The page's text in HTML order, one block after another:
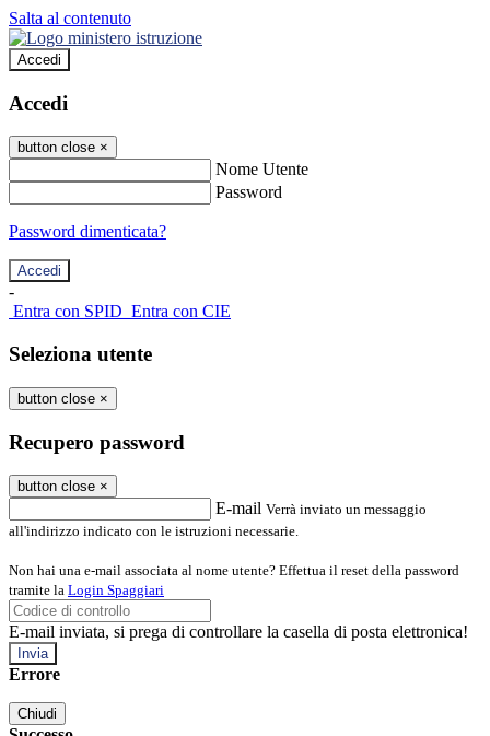
Salta al contenuto
Accedi
Accedi
button close ×
Nome Utente
Password
Password dimenticata?
-
Entra con SPID Entra con CIE
Seleziona utente
button close ×
Recupero password
button close ×
E-mail Verrà inviato un messaggio
all'indirizzo indicato con le istruzioni necessarie.
Non hai una e-mail associata al nome utente? Effettua il reset della password
tramite la Login Spaggiari
E-mail inviata, si prega di controllare la casella di posta elettronica!
Errore
Chiudi